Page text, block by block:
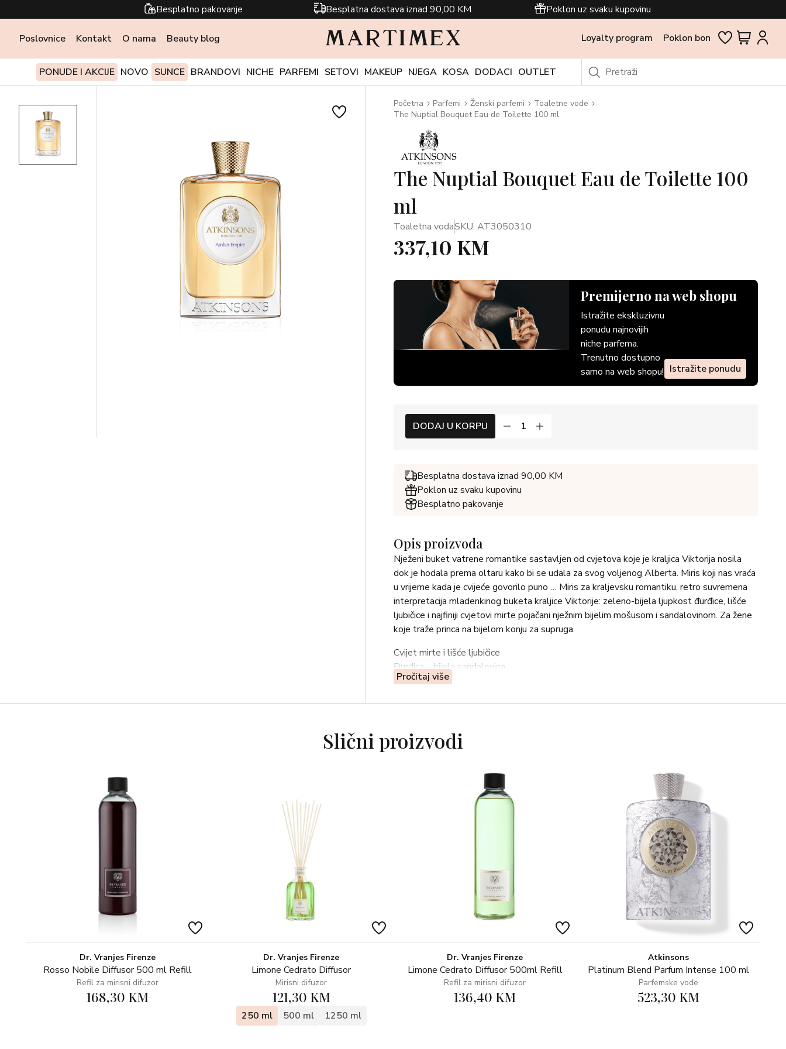
Besplatno pakovanje Besplatna dostava iznad 90,00 KM Poklon uz svaku kupovinu
Poslovnice Kontakt O nama Beauty blog Loyalty program Poklon bon
PONUDE I AKCIJE NOVO SUNCE BRANDOVI NICHE PARFEMI SETOVI MAKEUP NJEGA KOSA DODACI OUTLET
Početna Parfemi Ženski parfemi
Toaletne vode
The Nuptial Bouquet Eau de Toilette 100 ml
The Nuptial Bouquet Eau de Toilette 100
ml
Toaletna vodaSKU: AT3050310
337,10 KM
Premijerno na web shopu
Istražite ekskluzivnu
ponudu najnovijih
niche parfema.
Trenutno dostupno
samo na web shopu! Istražite ponudu
DODAJ U KORPU
Besplatna dostava iznad 90,00 KM
Poklon uz svaku kupovinu
Besplatno pakovanje
Opis proizvoda
Nježeni buket vatrene romantike sastavljen od cvjetova koje je kraljica Viktorija nosila
dok je hodala prema oltaru kako bi se udala za svog voljenog Alberta. Miris koji nas vraća
u vrijeme kada je cvijeće govorilo puno … Miris za kraljevsku romantiku, retro suvremena
interpretacija mladenkinog buketa kraljice Viktorije: zeleno-bijela ljupkost đurđice, lišće
ljubičice i najfiniji cvjetovi mirte pojačani nježnim bijelim mošusom i sandalovinom. Za žene
koje traže princa na bijelom konju za supruga.
Cvijet mirte i lišće ljubičice
Đurđica – bijela sandalovina
Pročitaj više
Slični proizvodi
Dr. Vranjes Firenze
Rosso Nobile Diffusor 500 ml Refill
Refil za mirisni difuzor
168,30 KM
Dr. Vranjes Firenze
Limone Cedrato Diffusor
Mirisni difuzor
121,30 KM
250 ml 500 ml 1250 ml
Dr. Vranjes Firenze
Limone Cedrato Diffusor 500ml Refill
Refil za mirisni difuzor
136,40 KM
Atkinsons
Platinum Blend Parfum Intense 100 ml
Parfemske vode
523,30 KM